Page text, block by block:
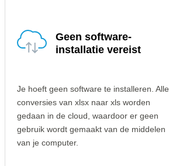
Geen software-
installatie vereist
Je hoeft geen software te installeren. Alle
conversies van xlsx naar xls worden
gedaan in de cloud, waardoor er geen
gebruik wordt gemaakt van de middelen
van je computer.